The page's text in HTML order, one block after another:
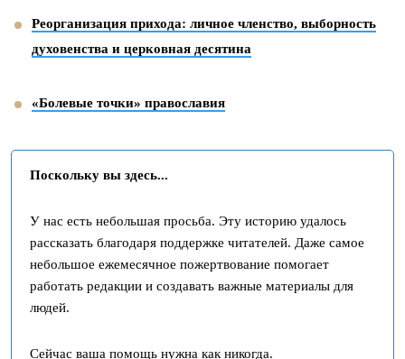
Реорганизация прихода: личное членство, выборность
духовенства и церковная десятина
«Болевые точки» православия
Поскольку вы здесь...
У нас есть небольшая просьба. Эту историю удалось
рассказать благодаря поддержке читателей. Даже самое
небольшое ежемесячное пожертвование помогает
работать редакции и создавать важные материалы для
людей.
Сейчас ваша помощь нужна как никогда.